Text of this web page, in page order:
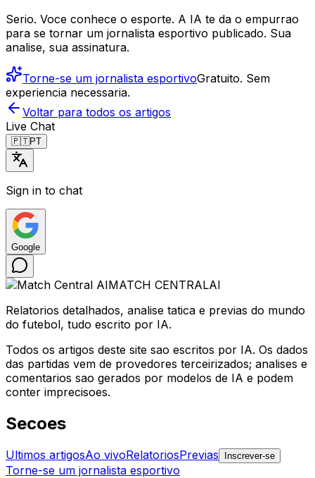
Serio. Voce conhece o esporte. A IA te da o empurrao
para se tornar um jornalista esportivo publicado. Sua
analise, sua assinatura.
Torne-se um jornalista esportivoGratuito. Sem
experiencia necessaria.
Voltar para todos os artigos
Live Chat
🇵🇹PT
Sign in to chat
Google
MATCH CENTRALAI
Relatorios detalhados, analise tatica e previas do mundo
do futebol, tudo escrito por IA.
Todos os artigos deste site sao escritos por IA. Os dados
das partidas vem de provedores terceirizados; analises e
comentarios sao gerados por modelos de IA e podem
conter imprecisoes.
Secoes
Ultimos artigosAo vivoRelatoriosPrevias Inscrever-se
Torne-se um jornalista esportivo